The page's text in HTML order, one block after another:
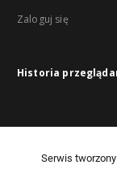
Zaloguj się
Historia
Serwis